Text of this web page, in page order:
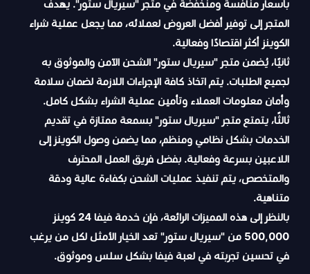
بأسعار منافسة ومنخفضة في متجر "سيريال ستور". يهدف
المتجر إلى توفير أفضل العروض لعملائه، مما يجعل عملية شراء
الكوينز أكثر اقتصادًا وفعالية.
ثانيًا، يُضمن متجر "سيريال ستور" الشحن الآمن والموثوق به
لجميع الطلبات. يتم اتخاذ كافة الإجراءات اللازمة لضمان سلامة
وأمان معلومات العملاء وتأمين عملية الشراء بشكل كامل.
ثالثًا، يتمتع متجر "سيريال ستور" بسمعة ممتازة في تقديم
الخدمات بشكل نظامي ومنظم، مما يضمن وصول الكوينز إلى
اللاعبين بسرعة وفعالية. بفضل فريق العمل المحترف
والمتخصص، يتم تنفيذ عمليات الشحن بكفاءة عالية ودقة
متناهية.
بالنظر إلى هذه المميزات الرائعة، فإن خدمة فيفا 24 كوينز
500,000 من "سيريال ستور" تعد الخيار الأمثل لكل من يرغب
في تحسين تجربته في لعبة فيفا بشكل سلس وموثوق.